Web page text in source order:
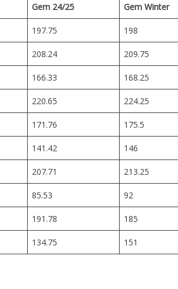
Gem 24/25 Gem Winter
197.75 198
208.24 209.75
166.33 168.25
220.65 224.25
171.76 175.5
141.42 146
207.71 213.25
85.53 92
191.78 185
134.75 151